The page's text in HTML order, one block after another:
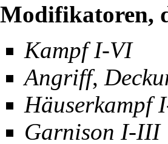
Modifikatoren,
Kampf I-VI
Angriff,
Häuserkampf
Garnison I-III